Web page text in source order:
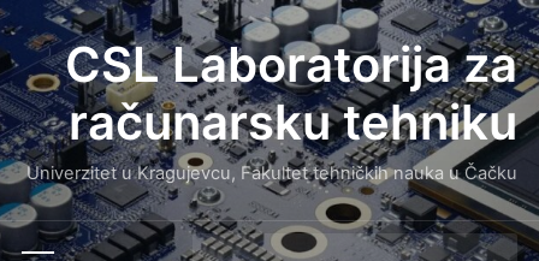
CSL Laboratorija za
računarsku tehniku
Univerzitet u Kragujevcu, Fakultet tehničkih nauka u Čačku